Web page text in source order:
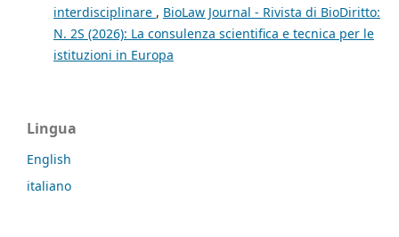
interdisciplinare , BioLaw Journal - Rivista di BioDiritto:
N. 2S (2026): La consulenza scientifica e tecnica per le
istituzioni in Europa
Lingua
English
italiano